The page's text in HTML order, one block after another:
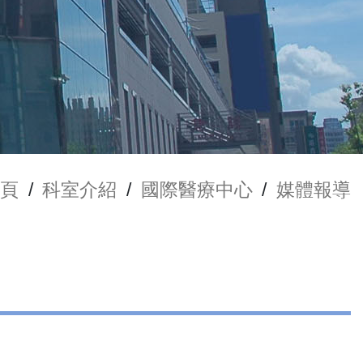
/ 科室介紹 / 國際醫療中心 / 媒體報導